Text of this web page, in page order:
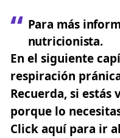
Para más
nutricionista.
En el siguiente
respiración
Recuerda, si estás
porque lo
Click aquí para ir